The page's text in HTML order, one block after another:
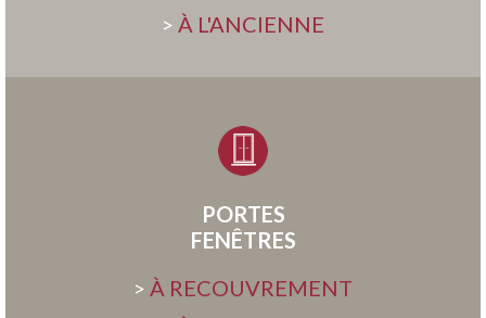
> À L'ANCIENNE
PORTES
FENÊTRES
> À RECOUVREMENT